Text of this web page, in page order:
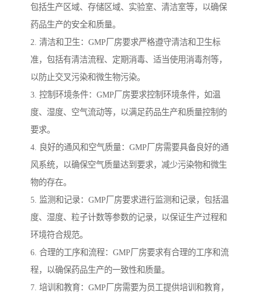
包括生产区域、存储区域、实验室、清洁室等，以确保
药品生产的安全和质量。
2. 清洁和卫生：GMP厂房要求严格遵守清洁和卫生标
准，包括有清洁流程、定期消毒、适当使用消毒剂等，
以防止交叉污染和微生物污染。
3. 控制环境条件：GMP厂房要求控制环境条件，如温
度、湿度、空气流动等，以满足药品生产和质量控制的
要求。
4. 良好的通风和空气质量：GMP厂房需要具备良好的通
风系统，以确保空气质量达到要求，减少污染物和微生
物的存在。
5. 监测和记录：GMP厂房要求进行监测和记录，包括温
度、湿度、粒子计数等参数的记录，以保证生产过程和
环境符合规范。
6. 合理的工序和流程：GMP厂房要求有合理的工序和流
程，以确保药品生产的一致性和质量。
7. 培训和教育：GMP厂房需要为员工提供培训和教育，